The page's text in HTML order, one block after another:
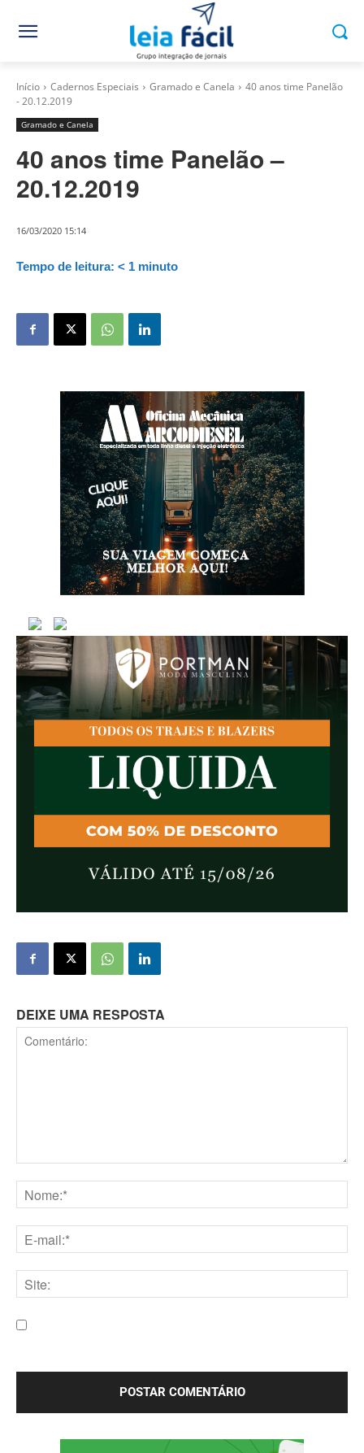
Início Cadernos Especiais Gramado e Canela
40 anos time Panelão
- 20.12.2019
Gramado e Canela
40 anos time Panelão –
20.12.2019
16/03/2020 15:14
Tempo de leitura: < 1 minuto
DEIXE UMA RESPOSTA
mail:*